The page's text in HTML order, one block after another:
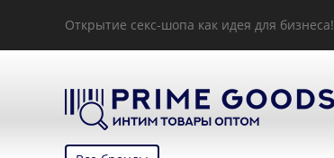
Открытие секс-шопа как идея для бизнеса!